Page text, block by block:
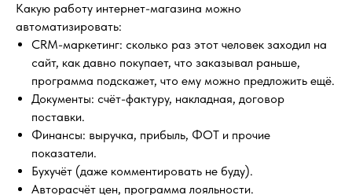
Какую работу интернет-магазина можно
автоматизировать:
CRM-маркетинг: сколько раз этот человек заходил на
сайт, как давно покупает, что заказывал раньше,
программа подскажет, что ему можно предложить ещё.
Документы: счёт-фактуру, накладная, договор
поставки.
Финансы: выручка, прибыль, ФОТ и прочие
показатели.
Бухучёт (даже комментировать не буду).
Авторасчёт цен, программа лояльности.